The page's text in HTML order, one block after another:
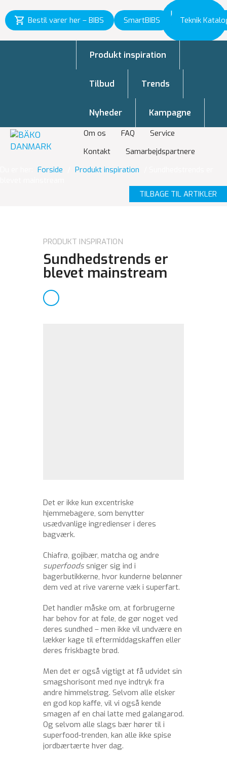
Bestil varer her – BIBS SmartBIBS Teknik
Inspiration
til vækst
Om os FAQ
Service
Kontakt
Samarbejdspartnere
Produkt inspiration
Tilbud Trends
Nyheder Kampagne
Forside Produkt inspiration
TILBAGE TIL ARTIKLER
PRODUKT INSPIRATION
Sundhedstrends er
blevet mainstream
Det er ikke kun excentriske
hjemmebagere, som benytter
usædvanlige ingredienser i deres
bagværk.
Chiafrø, gojibær, matcha og andre
superfoodssniger sig ind i
bagerbutikkerne, hvor kunderne belønner
dem ved at rive varerne væk i superfart.
Det handler måske om, at forbrugerne
har behov for at føle, de gør noget ved
deres sundhed – men ikke vil undvære en
lækker kage til eftermiddagskaffen eller
deres friskbagte brød.
Men det er også vigtigt at få udvidet sin
smagshorisont med nye indtryk fra
andre himmelstrøg. Selvom alle elsker
en god kop kaffe, vil vi også kende
smagen af en chai latte med galangarod.
Og selvom alle slags bær hører til i
superfood-trenden, kan alle ikke spise
jordbærtærte hver dag.